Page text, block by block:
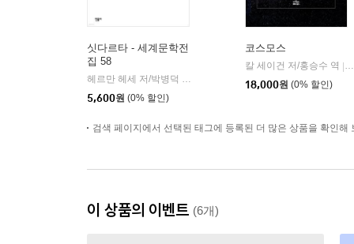
싯다르타 - 세계문학전
집 58
5,600원 (0% 할인)
코스모스
칼 세이건 저/홍승수 역 |
18,000원 (0% 할인)
검색 페이지에서 선택된 태그에 등록된 더 많은 상품을 확인해
이 상품의 이벤트 (6개)